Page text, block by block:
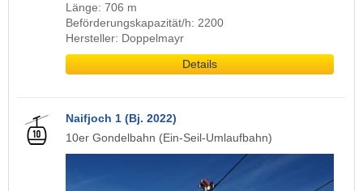
Länge: 706 m
Beförderungskapazität/h: 2200
Hersteller: Doppelmayr
Details
Naifjoch 1 (Bj. 2022)
10er Gondelbahn (Ein-Seil-Umlaufbahn)